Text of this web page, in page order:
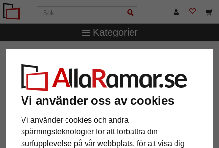
Vi använder oss av cookies
Vi använder cookies och andra
spårningsteknologier för att förbättra din
surfupplevelse på vår webbplats, för att visa dig
Kategorier
Daria
Barockram Daria